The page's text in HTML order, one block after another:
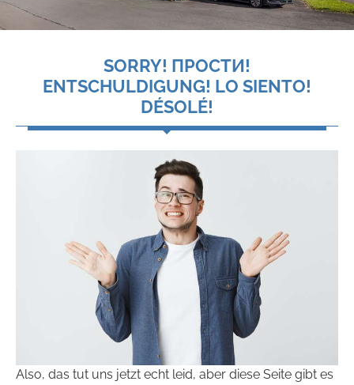
SORRY! ПРОСТИ!
ENTSCHULDIGUNG! LO SIENTO!
DÉSOLÉ!
Also, das tut uns jetzt echt leid, aber diese Seite gibt es